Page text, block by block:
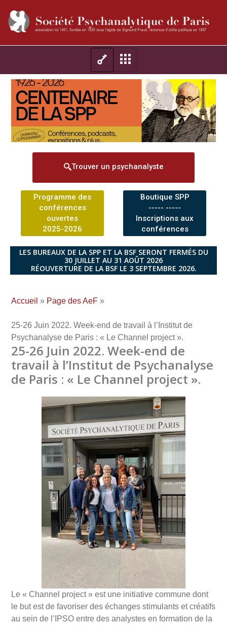
Trouver un psychanalyste
Programme des
conférences
ouvertes
2025-2026
Boutique SPP
----- -----
Inscriptions aux
conférences
LES BUREAUX DE LA SPP ET LA BSF SERONT FERMÉS DU
30 JUILLET AU 31 AOÛT 2026
RÉOUVERTURE DE LA BSF LE 3 SEPTEMBRE 2026.
Accueil » Page des AeF »
25-26 Juin 2022. Week-end de travail à l’Institut de
Psychanalyse de Paris : « Le Channel project ».
25-26 Juin 2022. Week-end de
travail à l’Institut de Psychanalyse
de Paris : « Le Channel project ».
Le « Channel project » est une initiative commune dont
le but est de favoriser des échanges stimulants et créatifs
au sein de l’IPSO entre des analystes en formation de la